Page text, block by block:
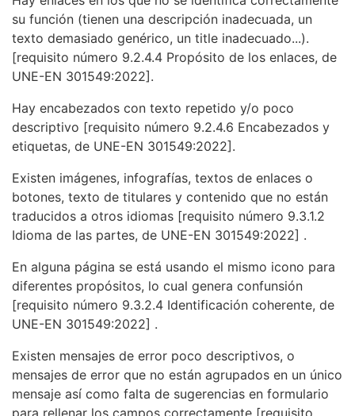
su función (tienen una descripción inadecuada, un
texto demasiado genérico, un title inadecuado...).
[requisito número 9.2.4.4 Propósito de los enlaces, de
UNE-EN 301549:2022].
Hay encabezados con texto repetido y/o poco
descriptivo [requisito número 9.2.4.6 Encabezados y
etiquetas, de UNE-EN 301549:2022].
Existen imágenes, infografías, textos de enlaces o
botones, texto de titulares y contenido que no están
traducidos a otros idiomas [requisito número 9.3.1.2
Idioma de las partes, de UNE-EN 301549:2022] .
En alguna página se está usando el mismo icono para
diferentes propósitos, lo cual genera confunsión
[requisito número 9.3.2.4 Identificación coherente, de
UNE-EN 301549:2022] .
Existen mensajes de error poco descriptivos, o
mensajes de error que no están agrupados en un único
mensaje así como falta de sugerencias en formulario
para rellenar los campos correctamente [requisito